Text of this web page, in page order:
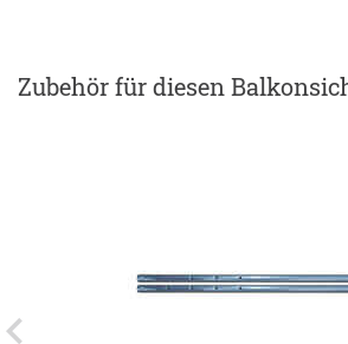
Zubehörfür diesen